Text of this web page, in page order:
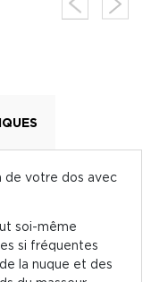
de votre dos avec
soi-même
si fréquentes
la nuque et des